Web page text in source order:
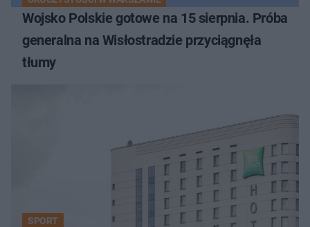
Wojsko Polskie gotowe na 15 sierpnia. Próba
generalna na Wisłostradzie przyciągnęła
tłumy
SPORT